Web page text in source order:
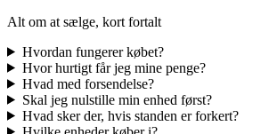
Alt om at sælge, kort fortalt
Hvordan fungerer købet?
Hvor hurtigt får jeg mine penge?
Hvad med forsendelse?
Skal jeg nulstille min enhed først?
Hvad sker der, hvis standen er forkert?